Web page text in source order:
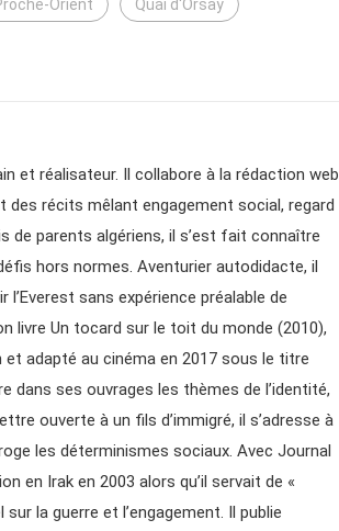
Orient Quai d'Orsay
et réalisateur. Il collabore à la rédaction web
des récits mêlant engagement social, regard
de parents algériens, il s’est fait connaître
hors normes. Aventurier autodidacte, il
sans expérience préalable de
livre Un tocard sur le toit du monde (2010),
adapté au cinéma en 2017 sous le titre
dans ses ouvrages les thèmes de l’identité,
ouverte à un fils d’immigré, il s’adresse à
les déterminismes sociaux. Avec Journal
en Irak en 2003 alors qu’il servait de «
la guerre et l’engagement. Il publie